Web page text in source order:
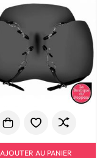
AJOUTER AU PANIER